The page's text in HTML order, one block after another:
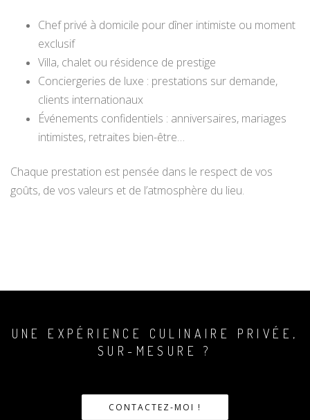
Chef privé à domicile pour dîner intimiste ou moment
exclusif
Villa, chalet ou résidence de prestige
Conciergeries de luxe : prestations sur demande,
clients internationaux
Événements confidentiels : anniversaires, mariages
intimistes, retraites bien-être…
Chaque prestation est pensée dans le respect de vos
goûts, de vos valeurs et de l’atmosphère du lieu.
UNE EXPÉRIENCE CULINAIRE PRIVÉE,
SUR-MESURE ?
CONTACTEZ-MOI !